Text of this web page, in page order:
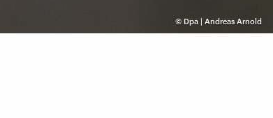
© Dpa | Andreas Arnold